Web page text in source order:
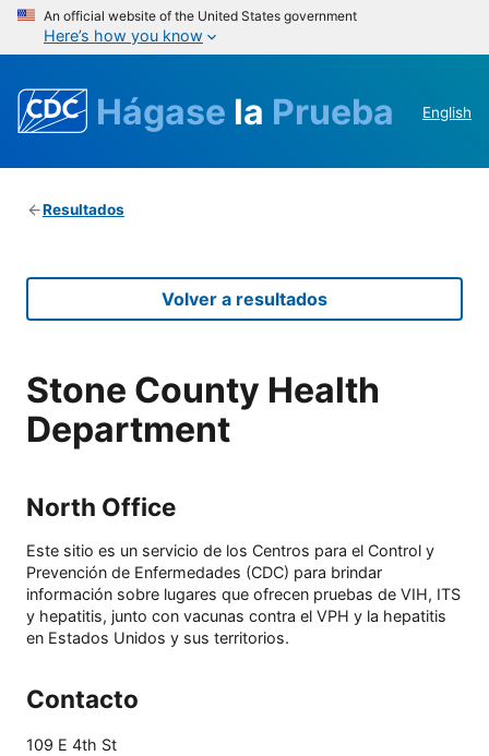
An official website of the United States government
Here’s how you know
Hágase la Prueba English
Resultados
Volver a resultados
Stone County Health
Department
North Office
Este sitio es un servicio de los Centros para el Control y
Prevención de Enfermedades (CDC) para brindar
información sobre lugares que ofrecen pruebas de VIH, ITS
y hepatitis, junto con vacunas contra el VPH y la hepatitis
en Estados Unidos y sus territorios.
Contacto
109 E 4th St